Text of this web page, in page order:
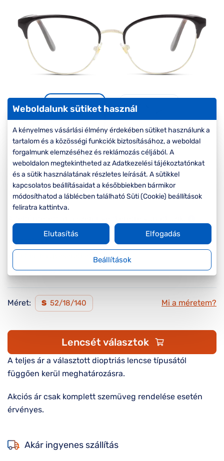
szemüvegekre
Seen Belépőár
ajánlat
-20%
Korábbi ár: 50.000 Ft
Akciós ár: 40.000 Ft
Online megvásárolható
Ingyenes szállítás
Méret: S 52/18/140 Mi a méretem?
Lencsét választok
A teljes ár a választott dioptriás lencse típusától
függően kerül meghatározásra.
Akciós ár csak komplett szemüveg rendelése esetén
érvényes.
Akár ingyenes szállítás
Weboldalunk sütiket használ
A kényelmes vásárlási élmény érdekében sütiket használunk a
tartalom és a közösségi funkciók biztosításához, a weboldal
forgalmunk elemzéséhez és reklámozás céljából. A
weboldalon megtekintheted az Adatkezelési tájékoztatónkat
és a sütik használatának részletes leírását. A sütikkel
kapcsolatos beállításaidat a későbbiekben bármikor
módosíthatod a láblécben található Süti (Cookie) beállítások
feliratra kattintva.
Beállítások
Elutasítás Elfogadás